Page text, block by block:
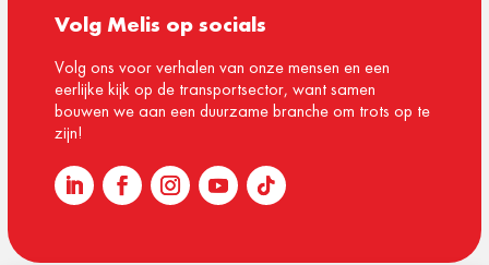
Volg Melis op socials
Volg ons voor verhalen van onze mensen en een
eerlijke kijk op de transportsector, want samen
bouwen we aan een duurzame branche om trots op te
zijn!